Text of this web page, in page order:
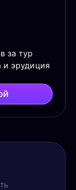
за тур
и эрудиция